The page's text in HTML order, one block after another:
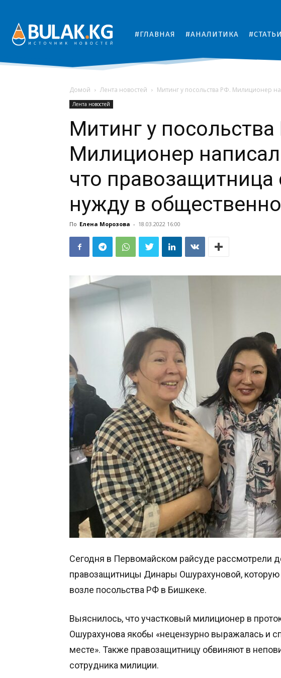
#ГЛАВНАЯ #АНАЛИТИКА #СТАТЬИ
Домой Лента новостей Митинг у посольства РФ. Милиционер
Лента новостей
Митинг у
Милиционер
что правозащитница
нужду в
По Елена Морозова - 18.03.2022 16:00
Сегодня в Первомайском райсуде рассмотрели
правозащитницы Динары Ошурахуновой, которую
возле посольства РФ в Бишкеке.
Выяснилось, что участковый милиционер в
Ошурахунова якобы «нецензурно выражалась и
месте». Также правозащитницу обвиняют в
сотрудника милиции.